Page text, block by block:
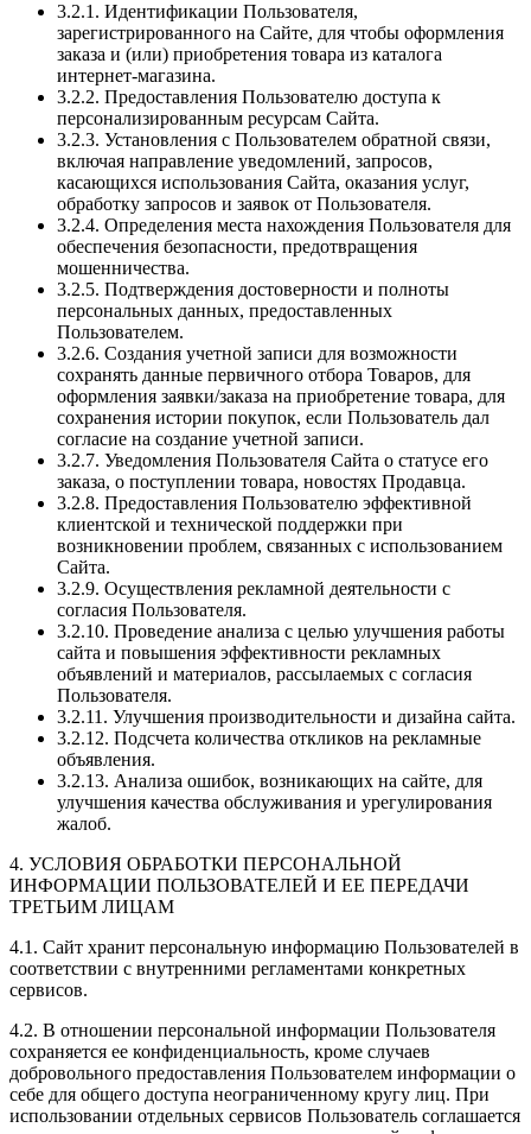
3.2.1. Идентификации Пользователя,
зарегистрированного на Сайте, для чтобы оформления
заказа и (или) приобретения товара из каталога
интернет-магазина.
3.2.2. Предоставления Пользователю доступа к
персонализированным ресурсам Сайта.
3.2.3. Установления с Пользователем обратной связи,
включая направление уведомлений, запросов,
касающихся использования Сайта, оказания услуг,
обработку запросов и заявок от Пользователя.
3.2.4. Определения места нахождения Пользователя для
обеспечения безопасности, предотвращения
мошенничества.
3.2.5. Подтверждения достоверности и полноты
персональных данных, предоставленных
Пользователем.
3.2.6. Создания учетной записи для возможности
сохранять данные первичного отбора Товаров, для
оформления заявки/заказа на приобретение товара, для
сохранения истории покупок, если Пользователь дал
согласие на создание учетной записи.
3.2.7. Уведомления Пользователя Сайта о статусе его
заказа, о поступлении товара, новостях Продавца.
3.2.8. Предоставления Пользователю эффективной
клиентской и технической поддержки при
возникновении проблем, связанных с использованием
Сайта.
3.2.9. Осуществления рекламной деятельности с
согласия Пользователя.
3.2.10. Проведение анализа с целью улучшения работы
сайта и повышения эффективности рекламных
объявлений и материалов, рассылаемых с согласия
Пользователя.
3.2.11. Улучшения производительности и дизайна сайта.
3.2.12. Подсчета количества откликов на рекламные
объявления.
3.2.13. Анализа ошибок, возникающих на сайте, для
улучшения качества обслуживания и урегулирования
жалоб.
4. УСЛОВИЯ ОБРАБОТКИ ПЕРСОНАЛЬНОЙ
ИНФОРМАЦИИ ПОЛЬЗОВАТЕЛЕЙ И ЕЕ ПЕРЕДАЧИ
ТРЕТЬИМ ЛИЦАМ
4.1. Сайт хранит персональную информацию Пользователей в
соответствии с внутренними регламентами конкретных
сервисов.
4.2. В отношении персональной информации Пользователя
сохраняется ее конфиденциальность, кроме случаев
добровольного предоставления Пользователем информации о
себе для общего доступа неограниченному кругу лиц. При
использовании отдельных сервисов Пользователь соглашается